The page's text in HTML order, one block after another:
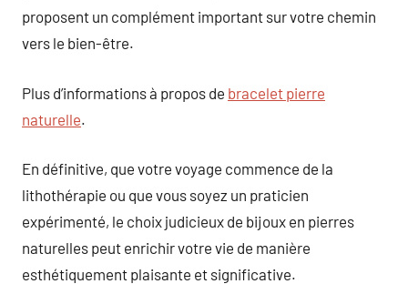
proposent un complément important sur votre chemin
vers le bien-être.
Plus d’informations à propos de bracelet pierre
naturelle.
En définitive, que votre voyage commence de la
lithothérapie ou que vous soyez un praticien
expérimenté, le choix judicieux de bijoux en pierres
naturelles peut enrichir votre vie de manière
esthétiquement plaisante et significative.